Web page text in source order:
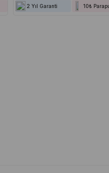
2 Yıl Garanti 10₺